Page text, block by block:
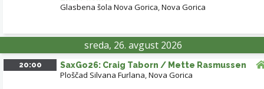
Glasbena šola Nova Gorica,Nova Gorica
sreda, 26. avgust 2026
20:00 SaxGo26: Craig Taborn / Mette Rasmussen
Ploščad Silvana Furlana,Nova Gorica